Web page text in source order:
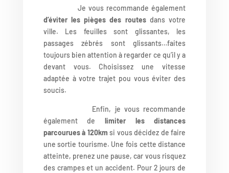
Je vous recommande également
d’éviter les pièges des routesdans votre
ville. Les feuilles sont glissantes, les
passages zébrés sont glissants…faites
toujours bien attention à regarder ce qu’il y a
devant vous. Choisissez une vitesse
adaptée à votre trajet pou vous éviter des
soucis.
Enfin, je vous recommande
également de limiter les distances
parcourues à 120km si vous décidez de faire
une sortie tourisme. Une fois cette distance
atteinte, prenez une pause, car vous risquez
des crampes et un accident. Pour 2 jours de